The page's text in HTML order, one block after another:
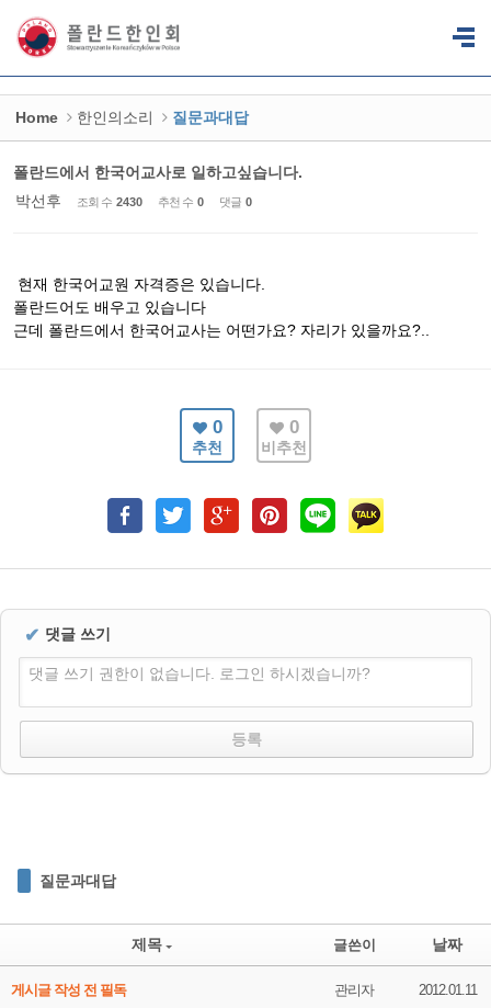
Home 한인의소리 질문과대답
폴란드에서 한국어교사로 일하고싶습니다.
박선후
조회 수 2430 추천 수 0 댓글 0
현재 한국어교원 자격증은 있습니다.
폴란드어도 배우고 있습니다
근데 폴란드에서 한국어교사는 어떤가요? 자리가 있을까요?..
0
추천
0
비추천
✔ 댓글 쓰기
댓글 쓰기 권한이 없습니다. 로그인 하시겠습니까?
질문과대답
제목 글쓴이 날짜
게시글 작성 전 필독 관리자 2012.01.11